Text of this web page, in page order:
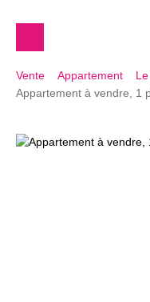
Vente Appartement
Appartement à vendre, 1